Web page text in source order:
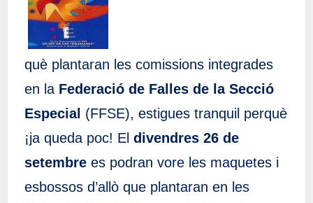
què plantaran les comissions integrades
en la Federació de Falles de la Secció
Especial (FFSE), estigues tranquil perquè
¡ja queda poc! El divendres 26 de
setembrees podran vore les maquetes i
esbossos d’allò que plantaran en les